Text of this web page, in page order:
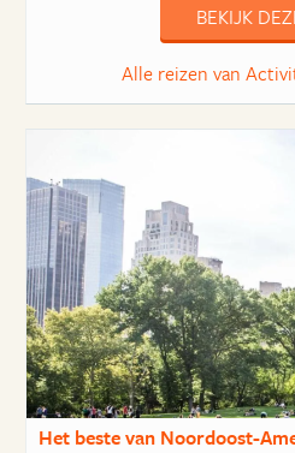
BEKIJK
Alle reizen van
Het beste van Noordoost-